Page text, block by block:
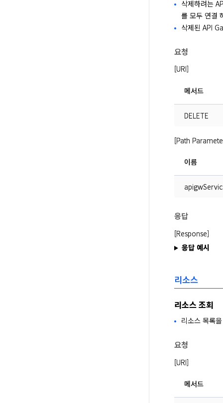
삭제하려는
를 모두 연결
삭제된 API
요청
[URI]
메서드
DELETE
[Path
이름
응답
[Response]
응답 예시
리소스
리소스 조회
리소스 목록
요청
[URI]
메서드